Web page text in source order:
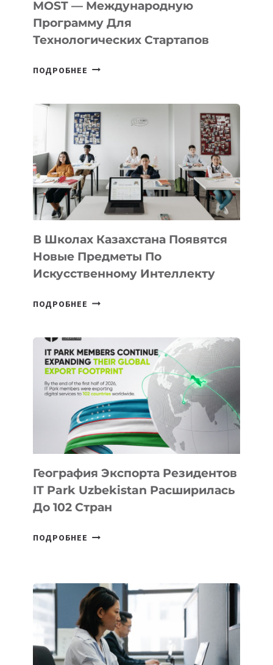
MOST — Международную
Программу Для
Технологических Стартапов
ПОДРОБНЕЕ ОТКРЫТ
DEAL
VELOCITY
BY
MOST
—
МЕЖДУНАРОДНУЮ
ПРОГРАММУ
ДЛЯ
ТЕХНОЛОГИЧЕСКИХ
В Школах Казахстана Появятся
Новые Предметы По
Искусственному Интеллекту
ПОДРОБНЕЕ В
НОВЫЕ
ПРЕДМЕТЫ
ПО
ИСКУССТВЕННОМУ
ИНТЕЛЛЕКТУ
География Экспорта Резидентов
IT Park Uzbekistan Расширилась
До 102 Стран
ПОДРОБНЕЕ ГЕОГРАФИЯ
PARK
UZBEKISTAN
РАСШИРИЛАСЬ
ДО
102